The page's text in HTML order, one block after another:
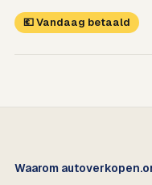
💶 Vandaag betaald
Waarom